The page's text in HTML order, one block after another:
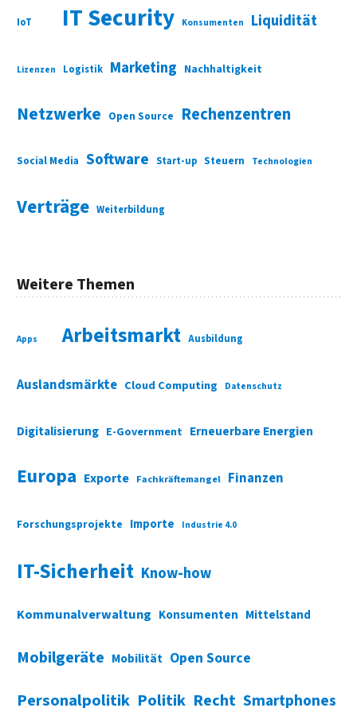
IoT IT Security Konsumenten Liquidität
Lizenzen Logistik Marketing Nachhaltigkeit
Netzwerke Open Source Rechenzentren
Social Media Software Start-up Steuern Technologien
Verträge Weiterbildung
Weitere Themen
Apps Arbeitsmarkt Ausbildung
Auslandsmärkte Cloud Computing Datenschutz
Digitalisierung E-Government Erneuerbare Energien
Europa Exporte Fachkräftemangel Finanzen
Forschungsprojekte Importe Industrie 4.0
IT-Sicherheit Know-how
Kommunalverwaltung Konsumenten Mittelstand
Mobilgeräte Mobilität Open Source
Personalpolitik Politik Recht Smartphones